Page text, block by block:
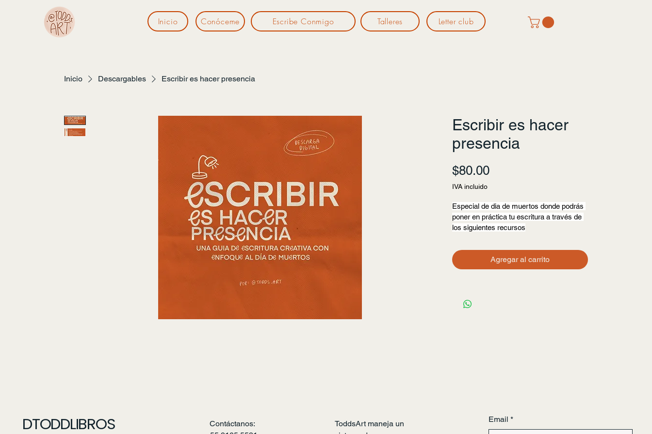
Inicio Conóceme Escribe Conmigo Talleres Letter club
Inicio Descargables Escribir es hacer presencia
Escribir es hacer
presencia
$80.00Precio
IVA incluido
Especial de dia de muertos donde podrás
poner en práctica tu escritura a través de
los siguientes recursos
1. La carta
Se aborda el tema desde una perspectiva
personal, poética y teórica.
han inspirado a entender el tema desde
Agregar al carrito
DTODDLIBROS
Contáctanos:
ToddsArt maneja un
Email *